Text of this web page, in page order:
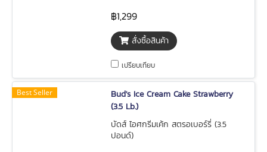
฿1,299
สั่งซื้อสินค้า
เปรียบเทียบ
Best Seller
Bud's Ice Cream Cake Strawberry
(3.5 Lb.)
บัดส์ ไอศกรีมเค้ก สตรอเบอร์รี่ (3.5
ปอนด์)